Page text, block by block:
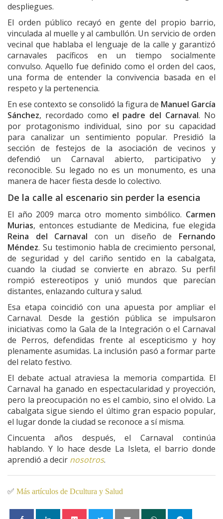
despliegues.
El orden público recayó en gente del propio barrio,
vinculada al muelle y al cambullón. Un servicio de orden
vecinal que hablaba el lenguaje de la calle y garantizó
carnavales pacíficos en un tiempo socialmente
convulso. Aquello fue definido como el orden del caos,
una forma de entender la convivencia basada en el
respeto y la pertenencia.
En ese contexto se consolidó la figura de Manuel García
Sánchez, recordado como el padre del Carnaval. No
por protagonismo individual, sino por su capacidad
para canalizar un sentimiento popular. Presidió la
sección de festejos de la asociación de vecinos y
defendió un Carnaval abierto, participativo y
reconocible. Su legado no es un monumento, es una
manera de hacer fiesta desde lo colectivo.
De la calle al escenario sin perder la esencia
El año 2009 marca otro momento simbólico. Carmen
Murias, entonces estudiante de Medicina, fue elegida
Reina del Carnaval con un diseño de Fernando
Méndez. Su testimonio habla de crecimiento personal,
de seguridad y del cariño sentido en la cabalgata,
cuando la ciudad se convierte en abrazo. Su perfil
rompió estereotipos y unió mundos que parecían
distantes, enlazando cultura y salud.
Esa etapa coincidió con una apuesta por ampliar el
Carnaval. Desde la gestión pública se impulsaron
iniciativas como la Gala de la Integración o el Carnaval
de Perros, defendidas frente al escepticismo y hoy
plenamente asumidas. La inclusión pasó a formar parte
del relato festivo.
El debate actual atraviesa la memoria compartida. El
Carnaval ha ganado en espectacularidad y proyección,
pero la preocupación no es el cambio, sino el olvido. La
cabalgata sigue siendo el último gran espacio popular,
el lugar donde la ciudad se reconoce a sí misma.
Cincuenta años después, el Carnaval continúa
hablando. Y lo hace desde La Isleta, el barrio donde
aprendió a decir nosotros.
✅ Más artículos de Dcultura y Salud